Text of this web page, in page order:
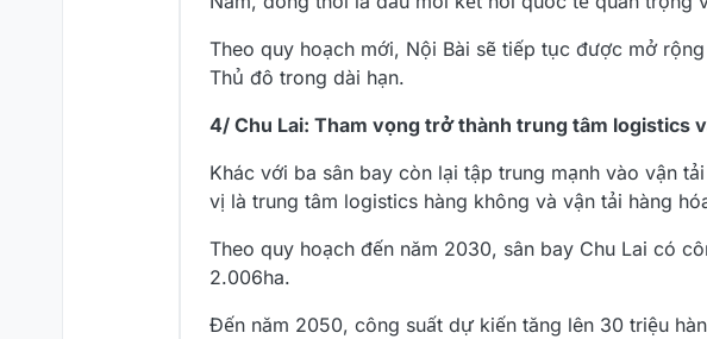
Theo quy hoạch mới, Nội Bài sẽ tiếp tục được mở
Thủ đô trong dài hạn.
4/ Chu Lai: Tham vọng trở thành trung tâm logistics
Khác với ba sân bay còn lại tập trung mạnh vào vận
vị là trung tâm logistics hàng không và vận tải hàng
Theo quy hoạch đến năm 2030, sân bay Chu Lai có
2.006ha.
Đến năm 2050, công suất dự kiến tăng lên 30 triệu